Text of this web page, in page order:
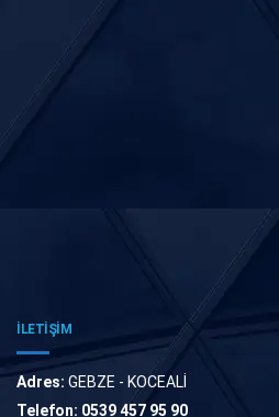
İLETİŞİM
Adres: GEBZE - KOCEALİ
Telefon: 0539 457 95 90